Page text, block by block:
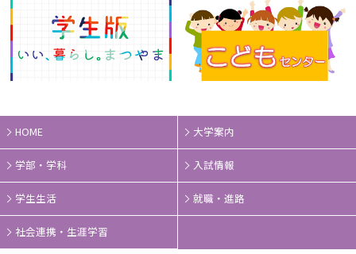
HOME 大学案内
学部・学科 入試情報
学生生活 就職・進路
社会連携・生涯学習